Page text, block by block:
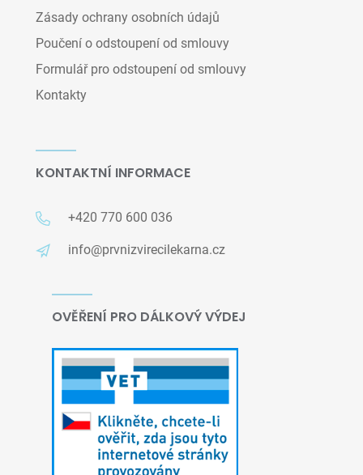
Zásady ochrany osobních údajů
Poučení o odstoupení od smlouvy
Formulář pro odstoupení od smlouvy
Kontakty
KONTAKTNÍ INFORMACE
+420 770 600 036
info@prvnizvirecilekarna.cz
OVĚŘENÍ PRO DÁLKOVÝ VÝDEJ